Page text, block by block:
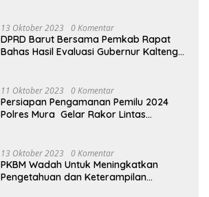
13 Oktober 2023 0 Komentar
DPRD Barut Bersama Pemkab Rapat
Bahas Hasil Evaluasi Gubernur Kalteng
11 Oktober 2023 0 Komentar
Persiapan Pengamanan Pemilu 2024
Polres Mura Gelar Rakor Lintas
13 Oktober 2023 0 Komentar
PKBM Wadah Untuk Meningkatkan
Pengetahuan dan Keterampilan